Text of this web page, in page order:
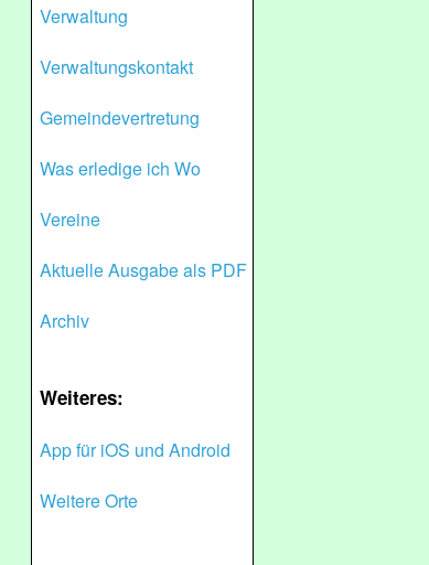
Verwaltung
Verwaltungskontakt
Gemeindevertretung
Was erledige ich Wo
Vereine
Aktuelle Ausgabe als PDF
Archiv
Weiteres:
App für iOS und Android
Weitere Orte